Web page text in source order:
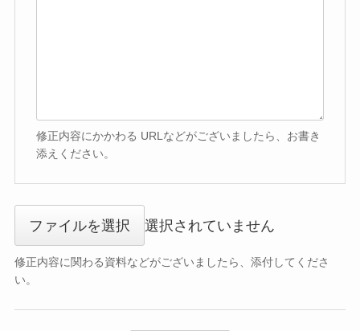
修正内容にかかわる URLなどがございましたら、お書き
添えください。
ファイルを選択 選択されていません
修正内容に関わる資料などがございましたら、添付してくださ
い。